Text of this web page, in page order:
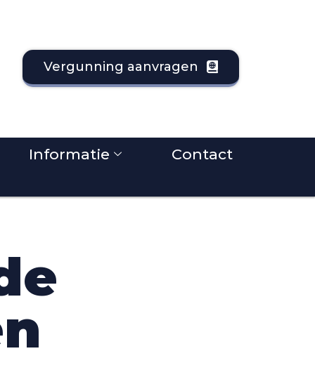
Vergunning aanvragen
Informatie Contact